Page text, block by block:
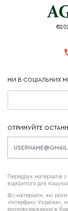
ОТРИМУЙТЕ
Передрук матеріалів
відкритого для
Всі матеріали, які
«Інтерфакс-Україна»,
розповсюдженню в